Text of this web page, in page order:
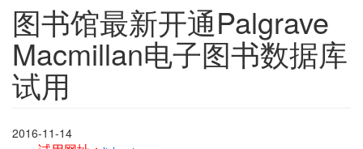
图书馆最新开通Palgrave
Macmillan电子图书数据库
试用
2016-11-14